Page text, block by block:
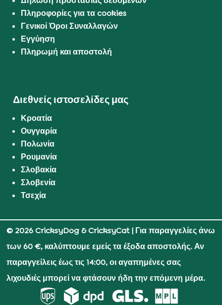
Πληροφορίες για τα cookies
Γενικοί Όροι Συναλλαγών
Εγγύηση
Πληρωμή και αποστολή
Διεθνείς ιστοσελίδες μας
Κροατία
Ουγγαρία
Πολωνία
Ρουμανία
Σλοβακία
Σλοβενία
Τσεχία
© 2026 CricksyDog & CricksyCat| Για παραγγελίες άνω
των 60 €, καλύπτουμε εμείς τα έξοδα αποστολής. Αν
παραγγείλεις έως τις 14:00, οι αγαπημένες σας
λιχουδιές μπορεί να φτάσουν ήδη την επόμενη μέρα.